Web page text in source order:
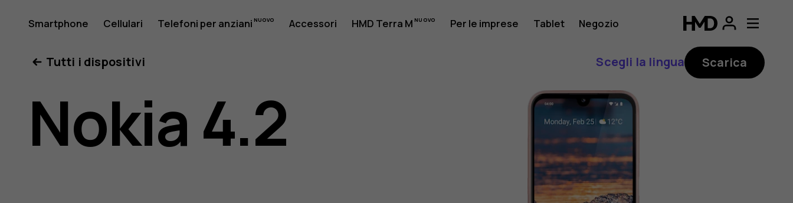
Manuale
d’uso
del
Smartphone Cellulari Telefoni per anziani Accessori HMD Terra M Per le imprese Tablet Negozio
Tutti i dispositivi Scegli la lingua Scarica
Nokia 4.2